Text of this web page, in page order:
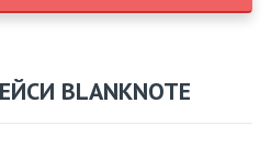
BLANKNOTE